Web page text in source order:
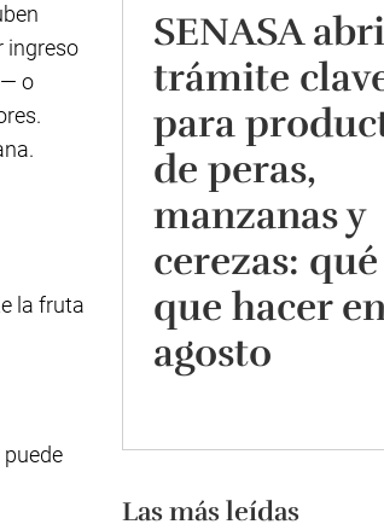
ingreso
o
la fruta
SENASA
trámite
para
de peras,
manzanas y
cerezas:
que hacer
agosto
Las más leídas